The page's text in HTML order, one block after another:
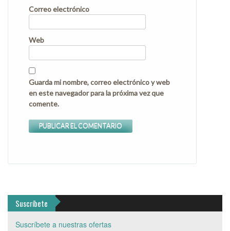
Correo electrónico
Web
Guarda mi nombre, correo electrónico y web
en este navegador para la próxima vez que
comente.
Suscríbete
Suscríbete a nuestras ofertas